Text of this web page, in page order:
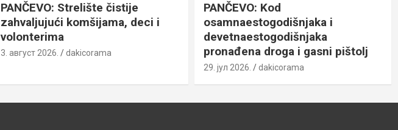
PANČEVO: Strelište čistije
zahvaljujući komšijama, deci i
volonterima
3. август 2026. dakicorama
PANČEVO: Kod
osamnaestogodišnjaka i
devetnaestogodišnjaka
pronađena droga i gasni pištolj
29. јул 2026. dakicorama